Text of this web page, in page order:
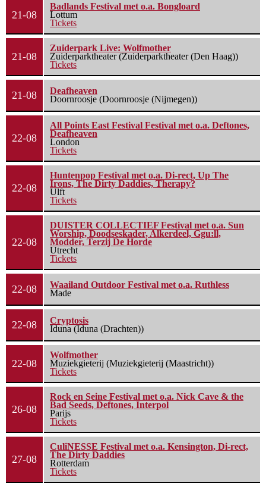
21-08
Badlands Festival met o.a. Bongloard
Lottum
Tickets
21-08
Zuiderpark Live: Wolfmother
Zuiderparktheater (Zuiderparktheater (Den Haag))
Tickets
21-08
Deafheaven
Doornroosje (Doornroosje (Nijmegen))
22-08
All Points East Festival Festival met o.a. Deftones,
Deafheaven
London
Tickets
22-08
Huntenpop Festival met o.a. Di-rect, Up The
Irons, The Dirty Daddies, Therapy?
Ulft
Tickets
22-08
DUISTER COLLECTIEF Festival met o.a. Sun
Worship, Doodseskader, Alkerdeel, Ggu:ll,
Modder, Terzij De Horde
Utrecht
Tickets
22-08
Waailand Outdoor Festival met o.a. Ruthless
Made
22-08
Cryptosis
Iduna (Iduna (Drachten))
22-08
Wolfmother
Muziekgieterij (Muziekgieterij (Maastricht))
Tickets
26-08
Rock en Seine Festival met o.a. Nick Cave & the
Bad Seeds, Deftones, Interpol
Parijs
Tickets
27-08
CuliNESSE Festival met o.a. Kensington, Di-rect,
The Dirty Daddies
Rotterdam
Tickets